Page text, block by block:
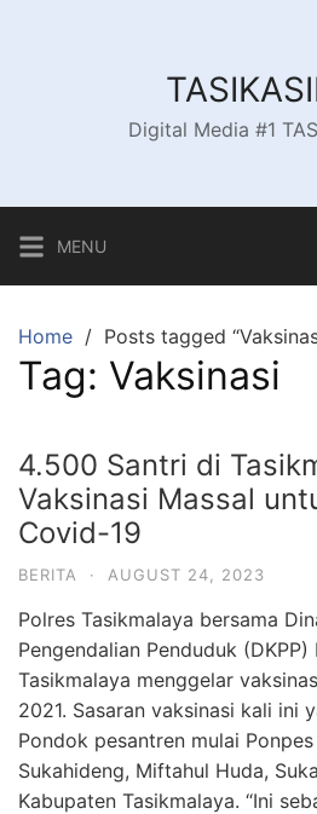
Digital Media #1
MENU
Home Posts tagged
Tag: Vaksinasi
4.500 Santri di
Vaksinasi Massal
Covid-19
BERITA · AUGUST 24, 2023
Polres Tasikmalaya bersama
Pengendalian Penduduk (DKPP)
Tasikmalaya menggelar
2021. Sasaran vaksinasi kali ini
Pondok pesantren mulai
Sukahideng, Miftahul Huda,
Kabupaten Tasikmalaya. “Ini